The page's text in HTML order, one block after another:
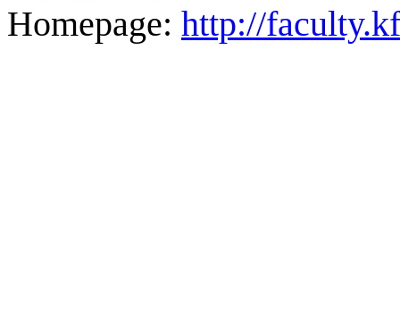
Homepage: http://